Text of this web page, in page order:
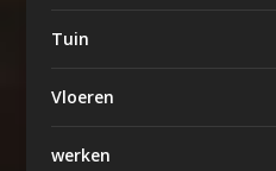
Tuin
Vloeren
werken